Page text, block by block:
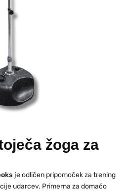
žoga za
je odličen pripomoček za trening
udarcev. Primerna za domačo